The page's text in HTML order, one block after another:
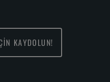
KAYDOLUN!